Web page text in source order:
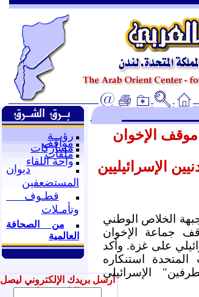
رؤيــة
مواقف
مشاركات
ملفات
واحة اللقاء
ديوان
المستضعفين
قطـوف
وتأمـلات
من الصحافة
العالمية
أرسل بريدك الإلكتروني ليصل
إليك جديدنا
الإخوان
الإسرائيليين
الخلاص الوطني
جماعة الإخوان
على غزة. وأكد
استنكاره
الإسرائيلي